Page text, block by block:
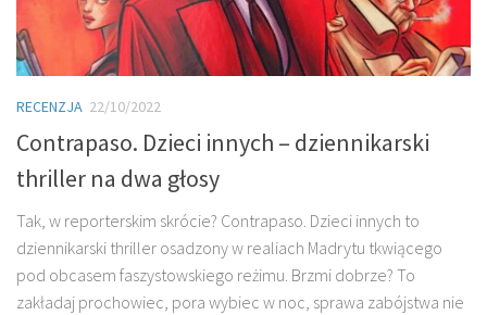
RECENZJA 22/10/2022
Contrapaso. Dzieci innych – dziennikarski
thriller na dwa głosy
Tak, w reporterskim skrócie? Contrapaso. Dzieci innych to
dziennikarski thriller osadzony w realiach Madrytu tkwiącego
pod obcasem faszystowskiego reżimu. Brzmi dobrze? To
zakładaj prochowiec, pora wybiec w noc, sprawa zabójstwa nie